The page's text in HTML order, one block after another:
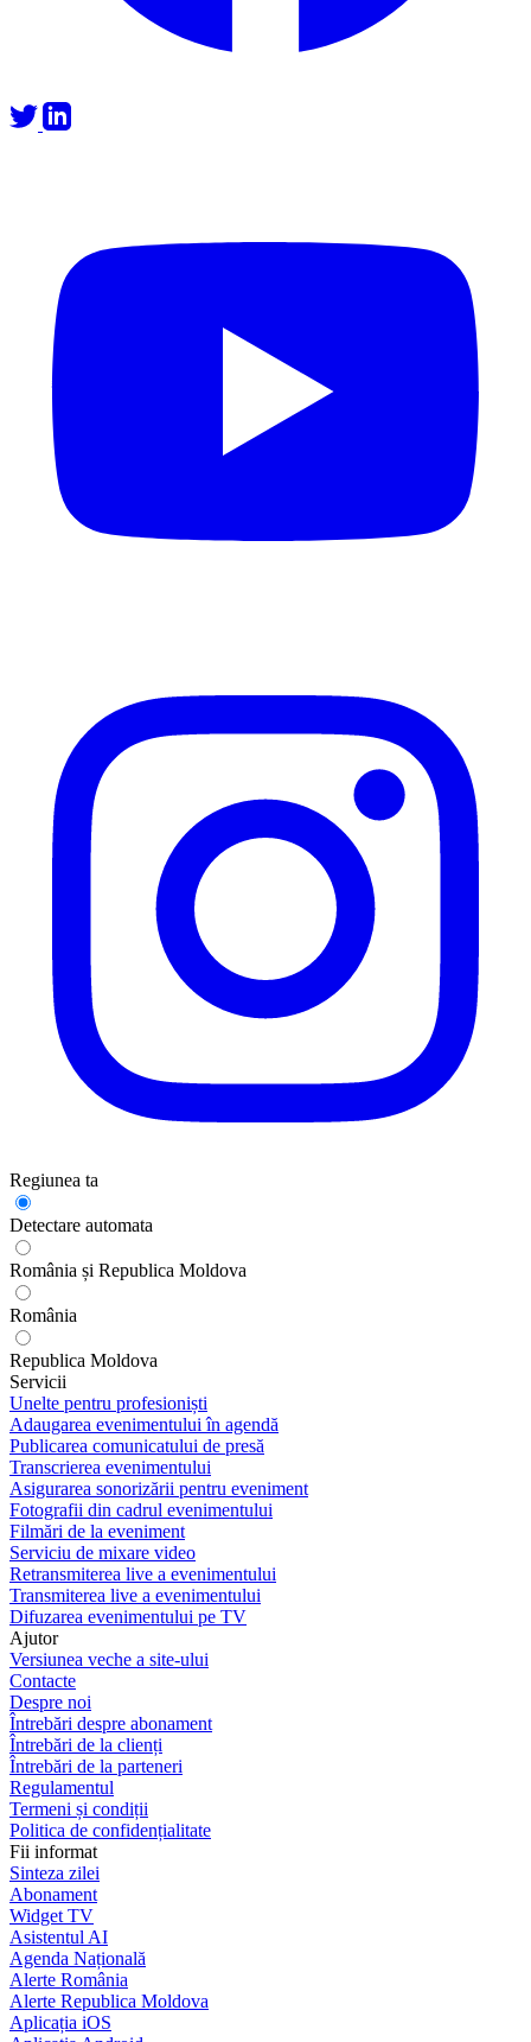
Regiunea ta
Detectare automata
România și Republica Moldova
România
Republica Moldova
Servicii
Unelte pentru profesioniști
Adaugarea evenimentului în agendă
Publicarea comunicatului de presă
Transcrierea evenimentului
Asigurarea sonorizării pentru eveniment
Fotografii din cadrul evenimentului
Filmări de la eveniment
Serviciu de mixare video
Retransmiterea live a evenimentului
Transmiterea live a evenimentului
Difuzarea evenimentului pe TV
Ajutor
Versiunea veche a site-ului
Contacte
Despre noi
Întrebări despre abonament
Întrebări de la clienți
Întrebări de la parteneri
Regulamentul
Termeni și condiții
Politica de confidențialitate
Fii informat
Sinteza zilei
Abonament
Widget TV
Asistentul AI
Agenda Națională
Alerte România
Alerte Republica Moldova
Aplicația iOS